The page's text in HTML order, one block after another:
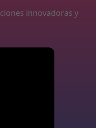
innovadoras y